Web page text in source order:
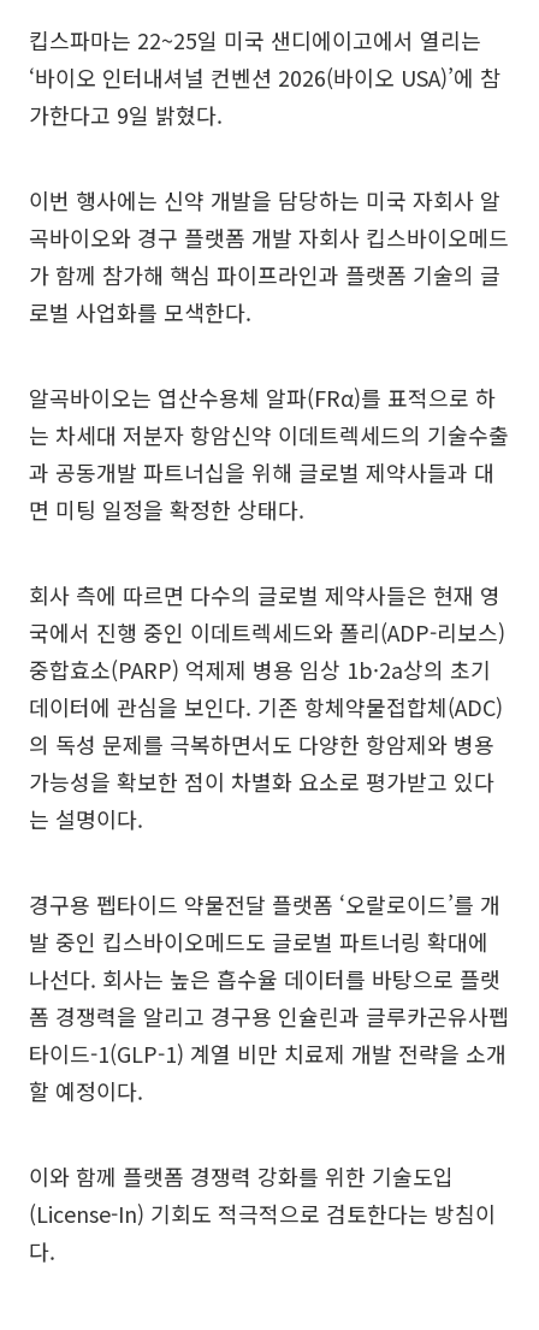
킵스파마는 22~25일 미국 샌디에이고에서 열리는
‘바이오 인터내셔널 컨벤션 2026(바이오 USA)’에 참
가한다고 9일 밝혔다.
이번 행사에는 신약 개발을 담당하는 미국 자회사 알
곡바이오와 경구 플랫폼 개발 자회사 킵스바이오메드
가 함께 참가해 핵심 파이프라인과 플랫폼 기술의 글
로벌 사업화를 모색한다.
알곡바이오는 엽산수용체 알파(FRα)를 표적으로 하
는 차세대 저분자 항암신약 이데트렉세드의 기술수출
과 공동개발 파트너십을 위해 글로벌 제약사들과 대
면 미팅 일정을 확정한 상태다.
회사 측에 따르면 다수의 글로벌 제약사들은 현재 영
국에서 진행 중인 이데트렉세드와 폴리(ADP-리보스)
중합효소(PARP) 억제제 병용 임상 1b·2a상의 초기
데이터에 관심을 보인다. 기존 항체약물접합체(ADC)
의 독성 문제를 극복하면서도 다양한 항암제와 병용
가능성을 확보한 점이 차별화 요소로 평가받고 있다
는 설명이다.
경구용 펩타이드 약물전달 플랫폼 ‘오랄로이드’를 개
발 중인 킵스바이오메드도 글로벌 파트너링 확대에
나선다. 회사는 높은 흡수율 데이터를 바탕으로 플랫
폼 경쟁력을 알리고 경구용 인슐린과 글루카곤유사펩
타이드-1(GLP-1) 계열 비만 치료제 개발 전략을 소개
할 예정이다.
이와 함께 플랫폼 경쟁력 강화를 위한 기술도입
(License-In) 기회도 적극적으로 검토한다는 방침이
다.